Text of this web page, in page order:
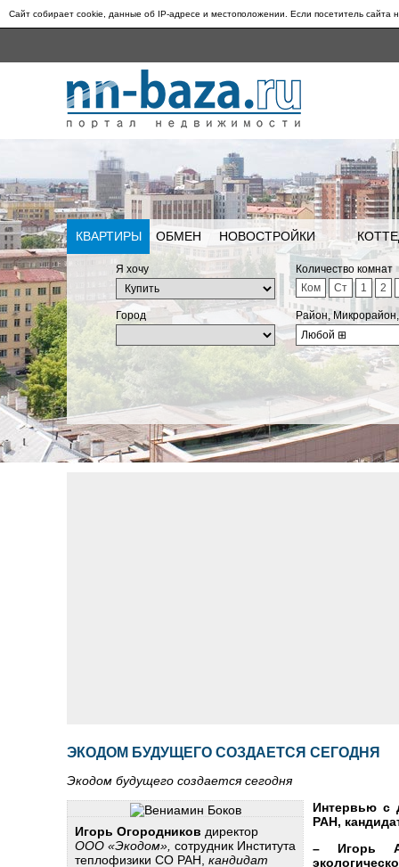
Сайт собирает cookie, данные об IP-адресе и местоположении. Если посетитель сайта
КВАРТИРЫ ОБМЕН НОВОСТРОЙКИ
Я хочу
Количество комнат
Ком
Ст 1 2
Город
Район,
Любой ⊞
ЭКОДОМ БУДУЩЕГО СОЗДАЕТСЯ СЕГОДНЯ
Экодом будущего создается сегодня
Игорь Огородников директор
ООО «Экодом», сотрудник Института
теплофизики СО РАН, кандидат
Интервью с
РАН,
– Игорь